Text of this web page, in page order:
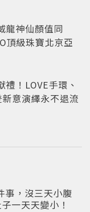
龍神仙顏值同
頂級珠寶北京亞
禮！LOVE手環、
意演繹永不退流
事，沒三天小腹
一天天變小！